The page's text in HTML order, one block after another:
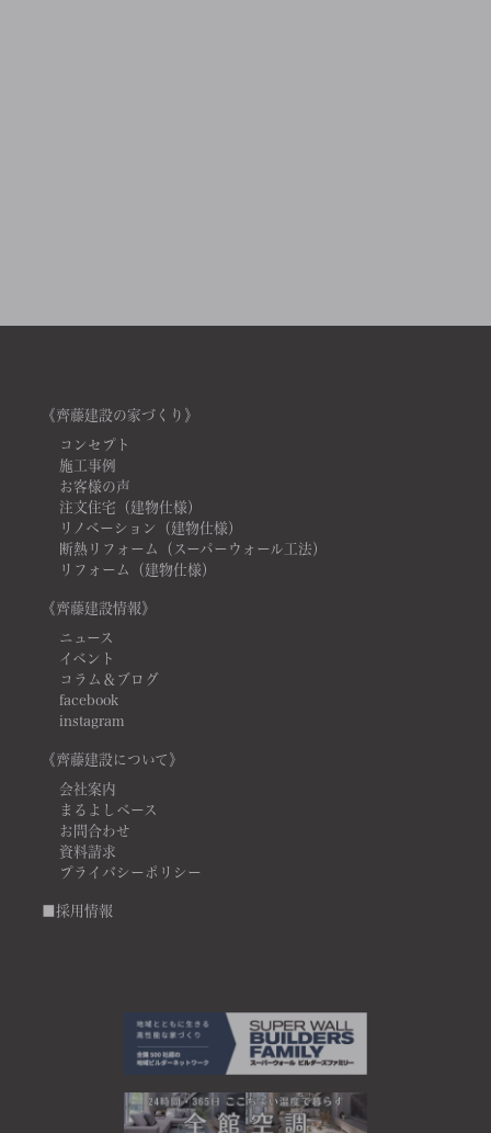
《齊藤建設の家づくり》
コンセプト
施工事例
お客様の声
注文住宅（建物仕様）
リノベーション（建物仕様）
断熱リフォーム（スーパーウォール工法）
リフォーム（建物仕様）
《齊藤建設情報》
ニュース
イベント
コラム＆ブログ
facebook
instagram
《齊藤建設について》
会社案内
まるよしベース
お問合わせ
資料請求
プライバシーポリシー
■採用情報